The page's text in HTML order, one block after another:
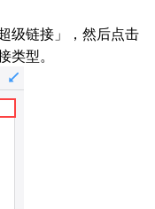
级链接」，然后点击
类型。